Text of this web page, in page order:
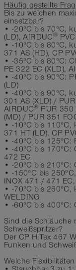
Häufig gestellte
Bis zu welchen
einsetzbar?
• -20°C bis 70°C,
(LD), AIRDUC®
• -10°C bis 80°C,
371 AS (HD), CP
• -35°C bis 80°C:
PE 322 EC (XLD),
• -40°C bis 90°C:
(LD)
• -40°C bis 90°C,
301 AS (XLD) /
AIRDUC® PUR 350
(MD) / PUR 351
• -10°C bis 110°C,
371 HT (LD), CP
• -40°C bis 125°C:
• -40°C bis 170°C:
472 EC
• -20°C bis 210°C:
• -150°C bis
INOX 471 / 471
• -70°C bis 260°C,
WELDING
• -60°C bis 400°C:
Sind die Schläuche
Schweißspritzer?
Der CP HiTex 467
Funken und
Welche